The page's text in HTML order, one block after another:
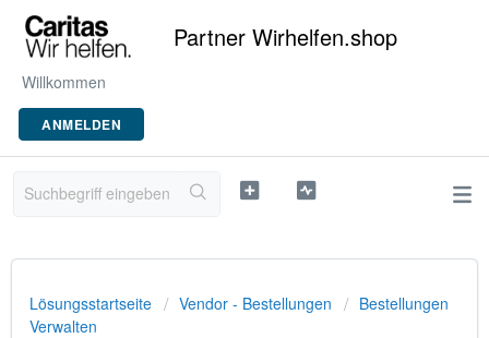
Partner Wirhelfen.shop
Willkommen
ANMELDEN
Lösungsstartseite Vendor - Bestellungen
Bestellungen
Verwalten